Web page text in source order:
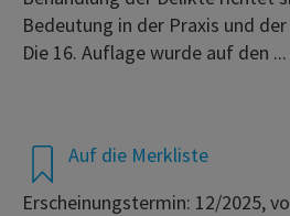
Auf die Merkliste
Erscheinungstermin: 12/2025,
Bedeutung in der Praxis und
Die 16. Auflage wurde auf den ...